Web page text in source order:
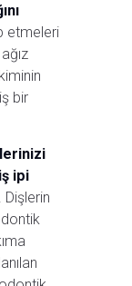
etmeleri
bir
ipi